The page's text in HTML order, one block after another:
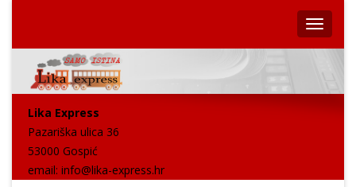
Lika Express
Pazariška ulica 36
53000 Gospić
email: info@lika-express.hr